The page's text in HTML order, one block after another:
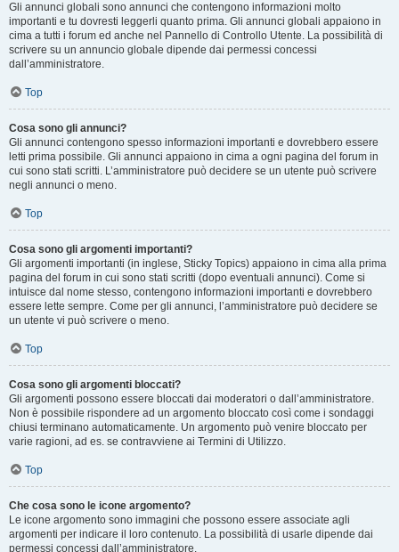
Gli annunci globali sono annunci che contengono informazioni molto
importanti e tu dovresti leggerli quanto prima. Gli annunci globali appaiono in
cima a tutti i forum ed anche nel Pannello di Controllo Utente. La possibilità di
scrivere su un annuncio globale dipende dai permessi concessi
dall’amministratore.
Top
Cosa sono gli annunci?
Gli annunci contengono spesso informazioni importanti e dovrebbero essere
letti prima possibile. Gli annunci appaiono in cima a ogni pagina del forum in
cui sono stati scritti. L’amministratore può decidere se un utente può scrivere
negli annunci o meno.
Top
Cosa sono gli argomenti importanti?
Gli argomenti importanti (in inglese, Sticky Topics) appaiono in cima alla prima
pagina del forum in cui sono stati scritti (dopo eventuali annunci). Come si
intuisce dal nome stesso, contengono informazioni importanti e dovrebbero
essere lette sempre. Come per gli annunci, l’amministratore può decidere se
un utente vi può scrivere o meno.
Top
Cosa sono gli argomenti bloccati?
Gli argomenti possono essere bloccati dai moderatori o dall’amministratore.
Non è possibile rispondere ad un argomento bloccato così come i sondaggi
chiusi terminano automaticamente. Un argomento può venire bloccato per
varie ragioni, ad es. se contravviene ai Termini di Utilizzo.
Top
Che cosa sono le icone argomento?
Le icone argomento sono immagini che possono essere associate agli
argomenti per indicare il loro contenuto. La possibilità di usarle dipende dai
permessi concessi dall’amministratore.